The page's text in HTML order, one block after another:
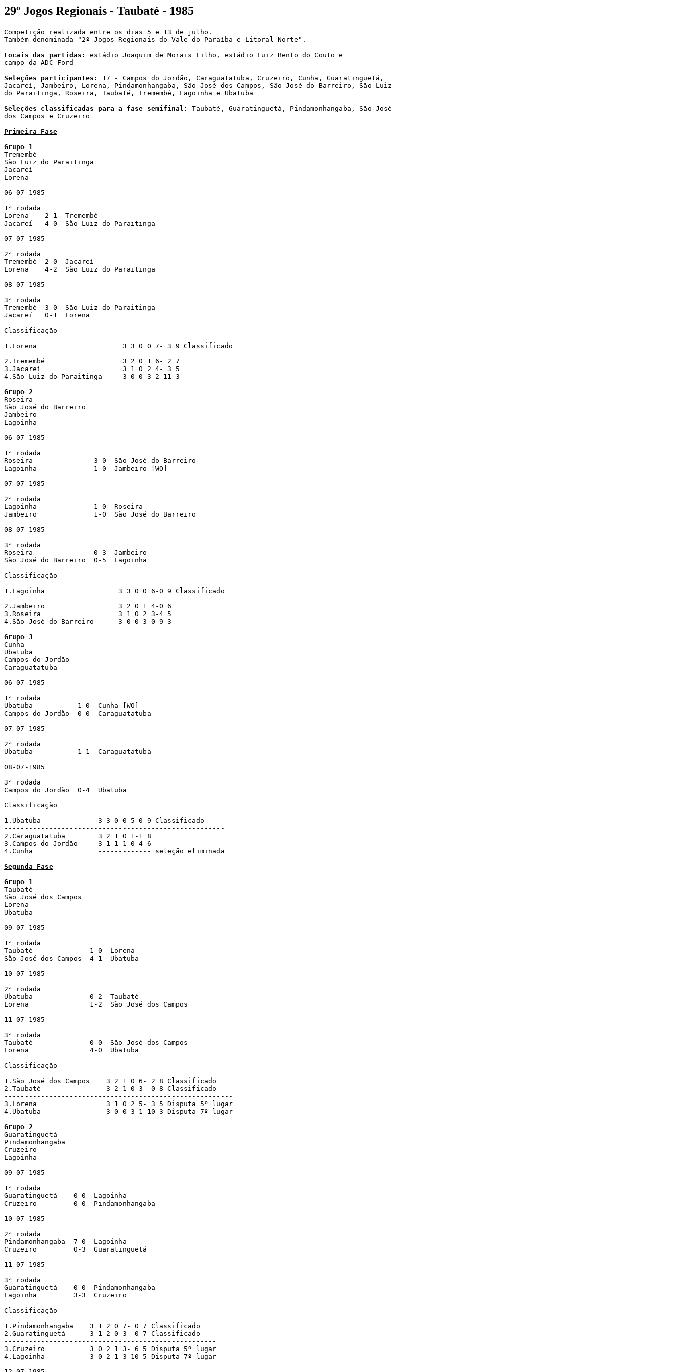
29º Jogos Regionais - Taubaté - 1985
Competição realizada entre os dias 5 e 13 de julho.
Também denominada "2º Jogos Regionais do Vale do Paraíba e Litoral Norte".
Locais das partidas:
estádio Joaquim de Morais Filho, estádio Luiz Bento do Couto e
campo da ADC Ford
Seleções participantes:
17 - Campos do Jordão, Caraguatatuba, Cruzeiro, Cunha, Guaratinguetá,
Jacareí, Jambeiro, Lorena, Pindamonhangaba, São José dos Campos, São José do Barreiro, São Luiz
do Paraitinga, Roseira, Taubaté, Tremembé, Lagoinha e Ubatuba
Seleções classificadas para a fase semifinal:
Taubaté, Guaratinguetá, Pindamonhangaba, São José
dos Campos e Cruzeiro
Primeira Fase
Grupo 1
Tremembé
São Luiz do Paraitinga
Jacareí
Lorena
06-07-1985
1ª rodada
Lorena    2-1  Tremembé
Jacareí   4-0  São Luiz do Paraitinga
07-07-1985
2ª rodada
Tremembé  2-0  Jacareí
Lorena    4-2  São Luiz do Paraitinga
08-07-1985
3ª rodada
Tremembé  3-0  São Luiz do Paraitinga
Jacareí   0-1  Lorena
Classificação
1.Lorena                     3 3 0 0 7- 3 9 Classificado
-------------------------------------------------------
2.Tremembé                   3 2 0 1 6- 2 7
3.Jacareí                    3 1 0 2 4- 3 5
4.São Luiz do Paraitinga     3 0 0 3 2-11 3
Grupo 2
Roseira
São José do Barreiro
Jambeiro
Lagoinha
06-07-1985
1ª rodada
Roseira               3-0  São José do Barreiro
Lagoinha              1-0  Jambeiro [WO]
07-07-1985
2ª rodada
Lagoinha              1-0  Roseira
Jambeiro              1-0  São José do Barreiro
08-07-1985
3ª rodada
Roseira               0-3  Jambeiro
São José do Barreiro  0-5  Lagoinha
Classificação
1.Lagoinha                  3 3 0 0 6-0 9 Classificado
-------------------------------------------------------
2.Jambeiro                  3 2 0 1 4-0 6
3.Roseira                   3 1 0 2 3-4 5
4.São José do Barreiro      3 0 0 3 0-9 3
Grupo 3
Cunha
Ubatuba
Campos do Jordão
Caraguatatuba
06-07-1985
1ª rodada
Ubatuba           1-0  Cunha [WO]
Campos do Jordão  0-0  Caraguatatuba
07-07-1985
2ª rodada
Ubatuba           1-1  Caraguatatuba
08-07-1985
3ª rodada
Campos do Jordão  0-4  Ubatuba
Classificação
1.Ubatuba              3 3 0 0 5-0 9 Classificado
------------------------------------------------------
2.Caraguatatuba        3 2 1 0 1-1 8
3.Campos do Jordão     3 1 1 1 0-4 6
4.Cunha                ------------- seleção eliminada
Segunda Fase
Grupo 1
Taubaté
São José dos Campos
Lorena
Ubatuba
09-07-1985
1ª rodada
Taubaté              1-0  Lorena
São José dos Campos  4-1  Ubatuba
10-07-1985
2ª rodada
Ubatuba              0-2  Taubaté
Lorena               1-2  São José dos Campos
11-07-1985
3ª rodada
Taubaté              0-0  São José dos Campos
Lorena               4-0  Ubatuba
Classificação
1.São José dos Campos    3 2 1 0 6- 2 8 Classificado
2.Taubaté                3 2 1 0 3- 0 8 Classificado
--------------------------------------------------------
3.Lorena                 3 1 0 2 5- 3 5 Disputa 5º lugar
4.Ubatuba                3 0 0 3 1-10 3 Disputa 7º lugar
Grupo 2
Guaratinguetá
Pindamonhangaba
Cruzeiro
Lagoinha
09-07-1985
1ª rodada
Guaratinguetá    0-0  Lagoinha
Cruzeiro         0-0  Pindamonhangaba
10-07-1985
2ª rodada
Pindamonhangaba  7-0  Lagoinha
Cruzeiro         0-3  Guaratinguetá
11-07-1985
3ª rodada
Guaratinguetá    0-0  Pindamonhangaba
Lagoinha         3-3  Cruzeiro
Classificação
1.Pindamonhangaba    3 1 2 0 7- 0 7 Classificado
2.Guaratinguetá      3 1 2 0 3- 0 7 Classificado
----------------------------------------------------
3.Cruzeiro           3 0 2 1 3- 6 5 Disputa 5º lugar
4.Lagoinha           3 0 2 1 3-10 5 Disputa 7º lugar